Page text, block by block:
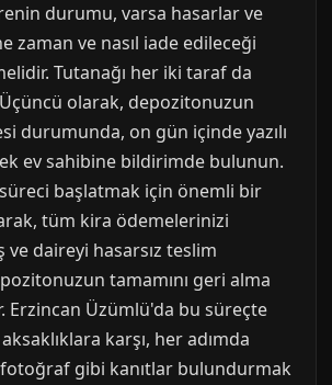
durumu, varsa hasarlar ve
zaman ve nasıl iade edileceği
Tutanağı her iki taraf da
Üçüncü olarak, depozitonuzun
durumunda, on gün içinde yazılı
ev sahibine bildirimde bulunun.
başlatmak için önemli bir
tüm kira ödemelerinizi
ve daireyi hasarsız teslim
tamamını geri alma
Erzincan Üzümlü'da bu süreçte
karşı, her adımda
fotoğraf gibi kanıtlar bulundurmak